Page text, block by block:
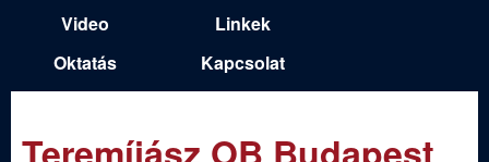
e
g
i
Video
Linkek
Oktatás
Kapcsolat